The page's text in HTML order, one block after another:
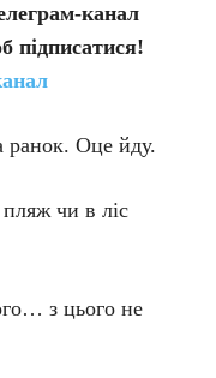
канал
підписатися!
Оце йду.
чи в ліс
з цього не